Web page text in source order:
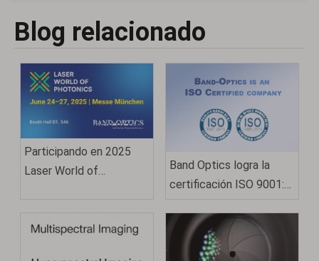
Blog relacionado
Participando en 2025
Laser World of
Band Optics logra la
certificación ISO 9001:
calidad y excelencia